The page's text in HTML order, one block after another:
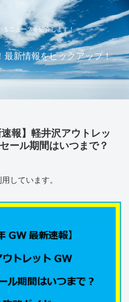
るニュースを紹介します！
新情報をピックアップ！
速報】軽井沢アウトレッ
ール期間はいつまで？
しています。